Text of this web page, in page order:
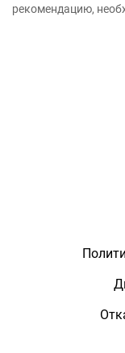
рекомендацию,